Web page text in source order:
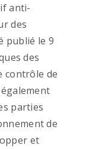
anti-
des
publié le 9
des
contrôle de
parties
de
et